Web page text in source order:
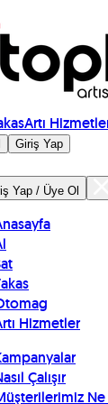
Artı
Giriş Yap
Yap / Üye Ol
Hizmetler
Çalışır
Ne